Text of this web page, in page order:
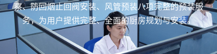
察、防回烟止回阀安装、风管预装八项完整的预装服
务，为用户提供完整、全面的厨房规划与安装。